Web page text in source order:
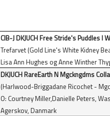
CIB-J DKJUCH Free Stride's Puddles I
Trefarvet (Gold Line's White Kidney
Lisa Ann Hughes og Anne Winther
DKJUCH RareEarth N Mgckngdms
(Harlwood-Briggadane Ricochet -
O: Courtney Miller,Danielle Peters,
Agerskov, Danmark